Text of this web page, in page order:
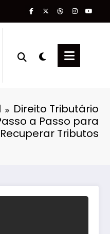
Direito Tributário
a Passo para
Recuperar Tributos